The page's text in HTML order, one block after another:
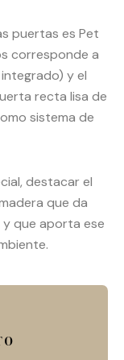
puertas es Pet
corresponde a
y el
recta lisa de
sistema de
destacar el
que da
y que aporta ese